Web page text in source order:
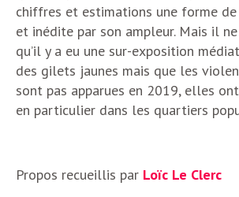
chiffres et estimations une forme
et inédite par son ampleur. Mais il
qu’il y a eu une sur-exposition
des gilets jaunes mais que les
sont pas apparues en 2019, elles
en particulier dans les quartiers
Propos recueillis par Loïc Le Clerc